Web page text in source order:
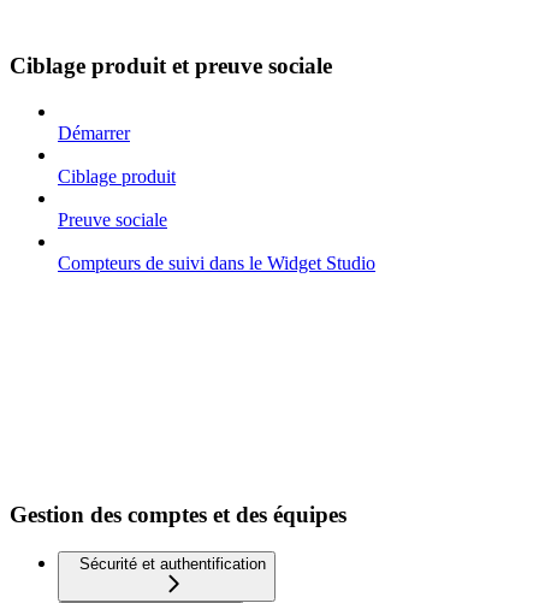
Ciblage produit et preuve sociale
Démarrer
Ciblage produit
Preuve sociale
Compteurs de suivi dans le Widget Studio
Gestion des comptes et des équipes
Sécurité et authentification